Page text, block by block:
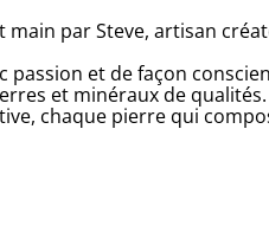
par Steve, artisan
passion et de façon
et minéraux de qualités.
chaque pierre qui